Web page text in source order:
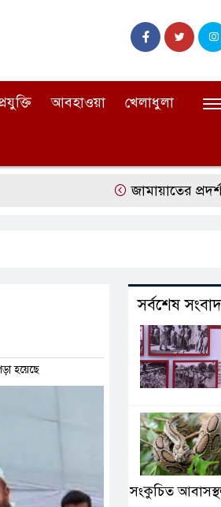
আবহাওয়া খেলাধুলা
জামায়াতের প্রদর্শনীতে
হয়েছে
সর্বশেষ সংবাদ
সংকুচিত